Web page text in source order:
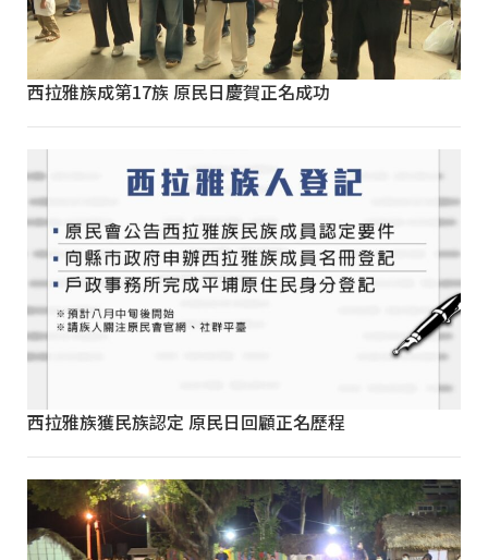
西拉雅族成第17族 原民日慶賀正名成功
西拉雅族獲民族認定 原民日回顧正名歷程